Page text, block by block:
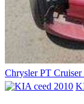
Chrysler PT Cruiser